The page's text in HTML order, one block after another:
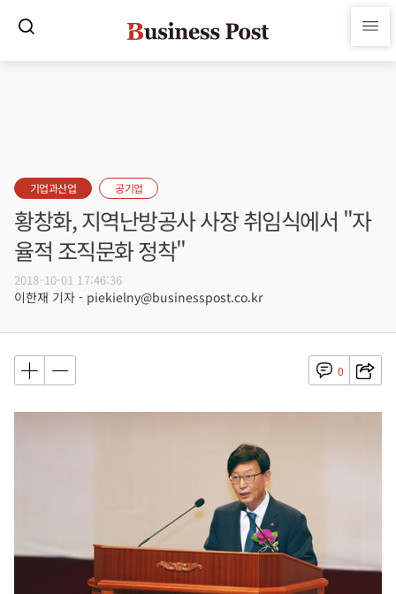
기업과산업 공기업
황창화, 지역난방공사 사장 취임식에서 "자
율적 조직문화 정착"
2018-10-01 17:46:36
이한재 기자 - piekielny@businesspost.co.kr
0